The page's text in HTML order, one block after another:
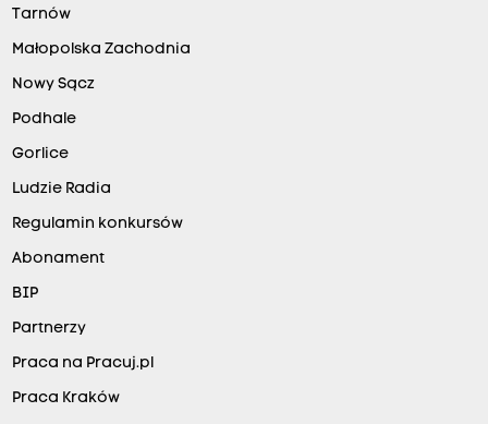
Tarnów
Małopolska Zachodnia
Nowy Sącz
Podhale
Gorlice
Ludzie Radia
Regulamin konkursów
Abonament
BIP
Partnerzy
Praca na Pracuj.pl
Praca Kraków